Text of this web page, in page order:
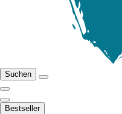
Suchen
Bestseller